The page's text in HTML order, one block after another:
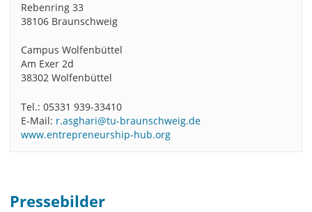
Rebenring 33
38106 Braunschweig
Campus Wolfenbüttel
Am Exer 2d
38302 Wolfenbüttel
Tel.: 05331 939-33410
E-Mail: r.asghari@tu-braunschweig.de
www.entrepreneurship-hub.org
Pressebilder